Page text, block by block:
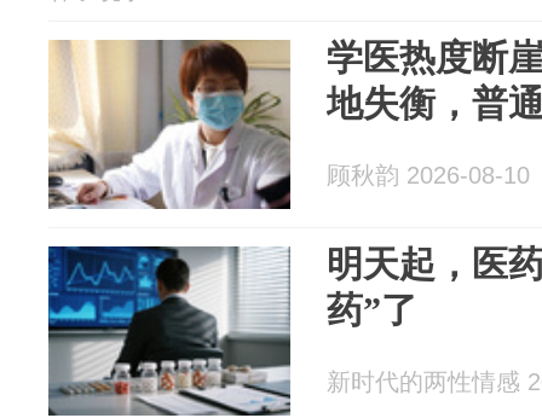
学医热度断
地失衡，普
顾秋韵 2026-08-10
明天起，医
药”了
新时代的两性情感